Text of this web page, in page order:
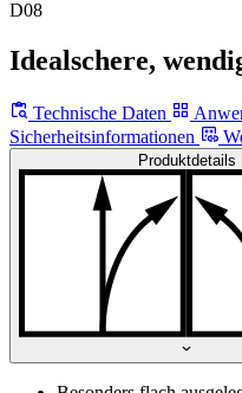
D08
Idealschere,
Technische Daten
Sicherheitsinformationen
Produktdetails